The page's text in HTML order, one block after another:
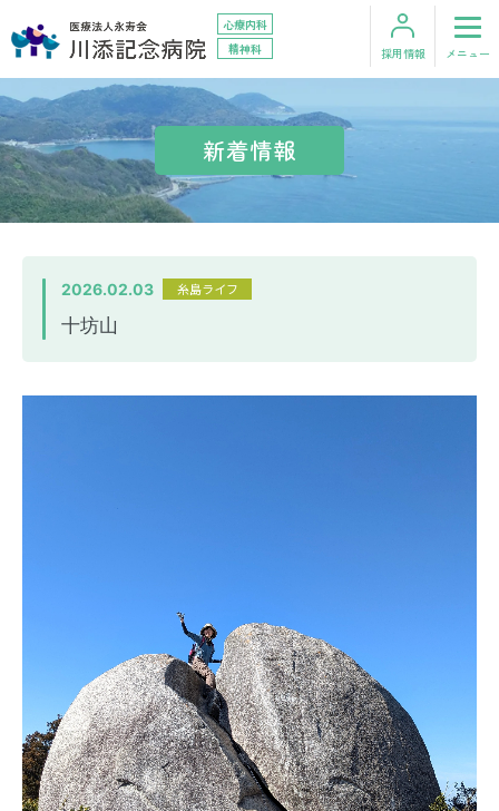
心療内科
精神科
採用情報 メニュー
お問い合わせ アクセス
HOME
外来のご案内
入院のご案内
診療科・部門
プライバシーポリシー サイトマップ
新着情報
2026.02.03 糸島ライフ
十坊山